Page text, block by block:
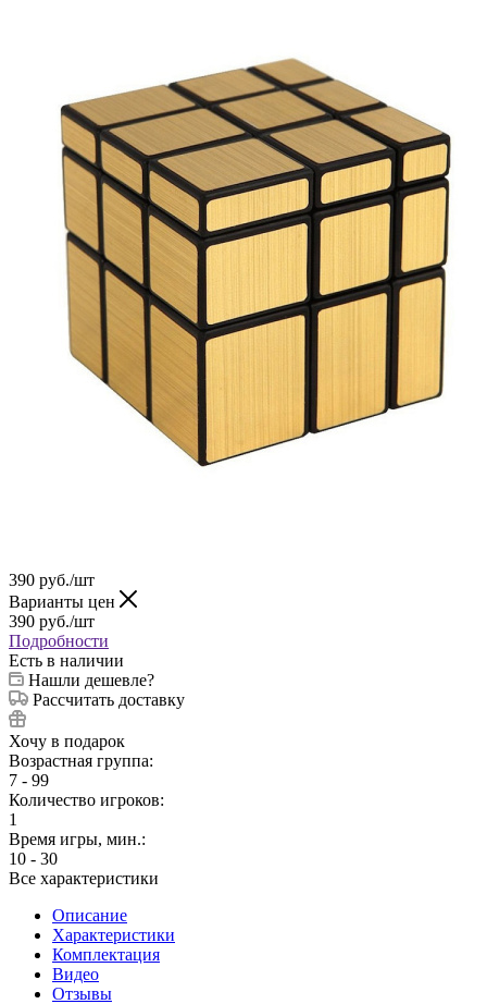
390 руб./шт
Варианты цен
390 руб./шт
Подробности
Есть в наличии
Нашли дешевле?
Рассчитать доставку
Хочу в подарок
Возрастная группа:
7 - 99
Количество игроков:
1
Время игры, мин.:
10 - 30
Все характеристики
Описание
Характеристики
Комплектация
Видео
Отзывы